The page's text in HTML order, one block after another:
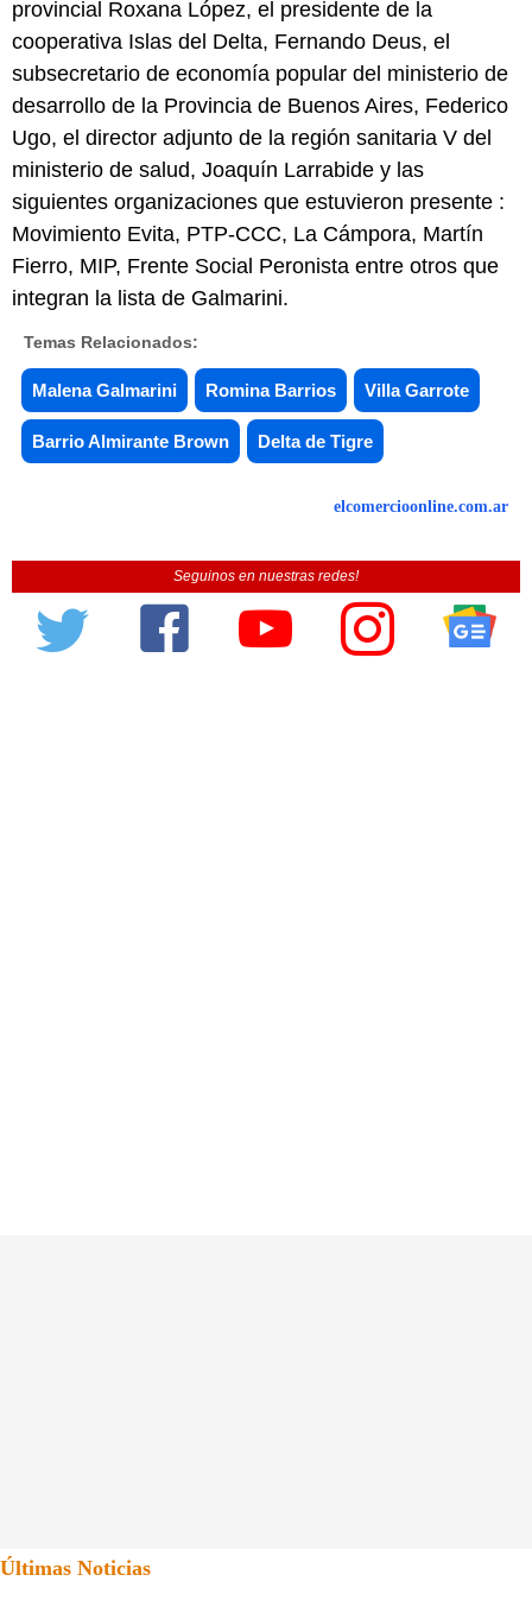
provincial Roxana López, el presidente de la
cooperativa Islas del Delta, Fernando Deus, el
subsecretario de economía popular del ministerio de
desarrollo de la Provincia de Buenos Aires, Federico
Ugo, el director adjunto de la región sanitaria V del
ministerio de salud, Joaquín Larrabide y las
siguientes organizaciones que estuvieron presente :
Movimiento Evita, PTP-CCC, La Cámpora, Martín
Fierro, MIP, Frente Social Peronista entre otros que
integran la lista de Galmarini.
Temas Relacionados:
Malena Galmarini Romina Barrios Villa Garrote
Barrio Almirante Brown Delta de Tigre
elcomercioonline.com.ar
Seguinos en nuestras redes!
Últimas Noticias